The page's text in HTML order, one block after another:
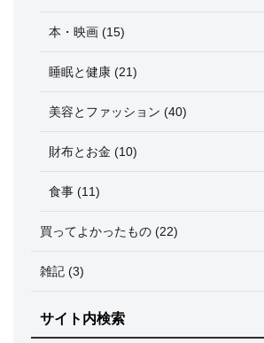
本・映画 (15)
睡眠と健康 (21)
美容とファッション (40)
財布とお金 (10)
食事 (11)
買ってよかったもの (22)
雑記 (3)
サイト内検索